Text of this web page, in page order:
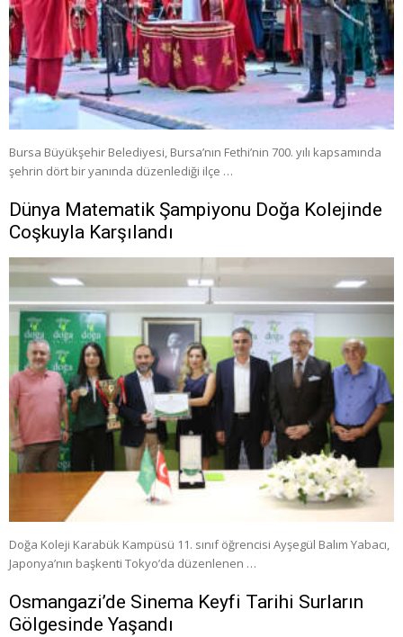
Bursa Büyükşehir Belediyesi, Bursa’nın Fethi’nin 700. yılı kapsamında
şehrin dört bir yanında düzenlediği ilçe …
Dünya Matematik Şampiyonu Doğa Kolejinde
Coşkuyla Karşılandı
Doğa Koleji Karabük Kampüsü 11. sınıf öğrencisi Ayşegül Balım Yabacı,
Japonya’nın başkenti Tokyo’da düzenlenen …
Osmangazi’de Sinema Keyfi Tarihi Surların
Gölgesinde Yaşandı